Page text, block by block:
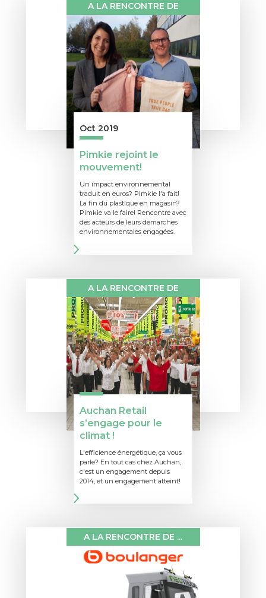
A LA RENCONTRE DE
Oct 2019
Pimkie rejoint le
mouvement!
Un impact environnemental
traduit en euros? Pimkie l'a fait!
La fin du plastique en magasin?
Pimkie va le faire! Rencontre avec
des acteurs de leurs démarches
environnementales engagées.
A LA RENCONTRE DE
Auchan Retail
s’engage pour le
climat !
L'efficience énergétique, ça vous
parle? En tout cas chez Auchan,
c'est un engagement depuis
2014, et un engagement atteint!
A LA RENCONTRE DE ...